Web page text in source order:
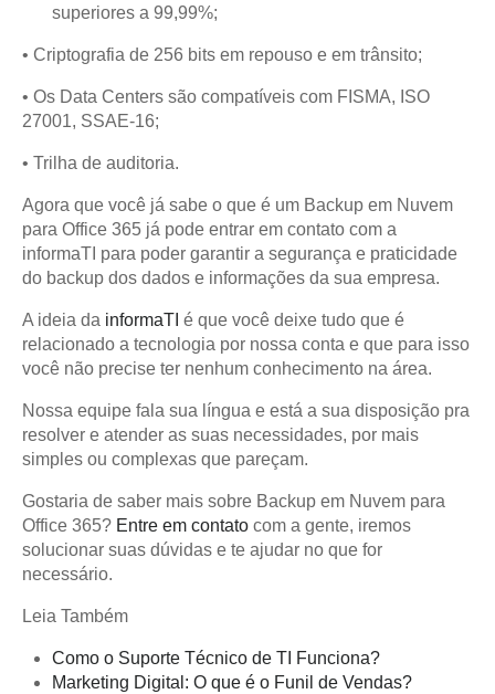
superiores a 99,99%;
• Criptografia de 256 bits em repouso e em trânsito;
• Os Data Centers são compatíveis com FISMA, ISO
27001, SSAE-16;
• Trilha de auditoria.
Agora que você já sabe o que é um Backup em Nuvem
para Office 365 já pode entrar em contato com a
informaTI para poder garantir a segurança e praticidade
do backup dos dados e informações da sua empresa.
A ideia da informaTI é que você deixe tudo que é
relacionado a tecnologia por nossa conta e que para isso
você não precise ter nenhum conhecimento na área.
Nossa equipe fala sua língua e está a sua disposição pra
resolver e atender as suas necessidades, por mais
simples ou complexas que pareçam.
Gostaria de saber mais sobre Backup em Nuvem para
Office 365? Entre em contato com a gente, iremos
solucionar suas dúvidas e te ajudar no que for
necessário.
Leia Também
Como o Suporte Técnico de TI Funciona?
Marketing Digital: O que é o Funil de Vendas?